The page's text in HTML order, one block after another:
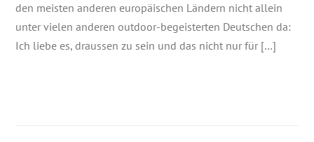
den meisten anderen europäischen Ländern nicht allein
unter vielen anderen outdoor-begeisterten Deutschen da:
Ich liebe es, draussen zu sein und das nicht nur für […]